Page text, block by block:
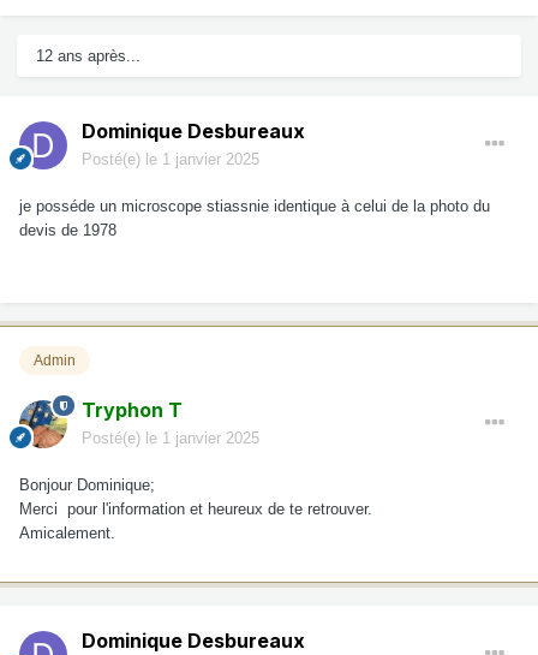
12 ans après...
Dominique Desbureaux
Posté(e) le 1 janvier 2025
je posséde un microscope stiassnie identique à celui de la photo du
devis de 1978
Admin
Tryphon T
Posté(e) le 1 janvier 2025
Bonjour Dominique;
Merci pour l'information et heureux de te retrouver.
Amicalement.
Dominique Desbureaux